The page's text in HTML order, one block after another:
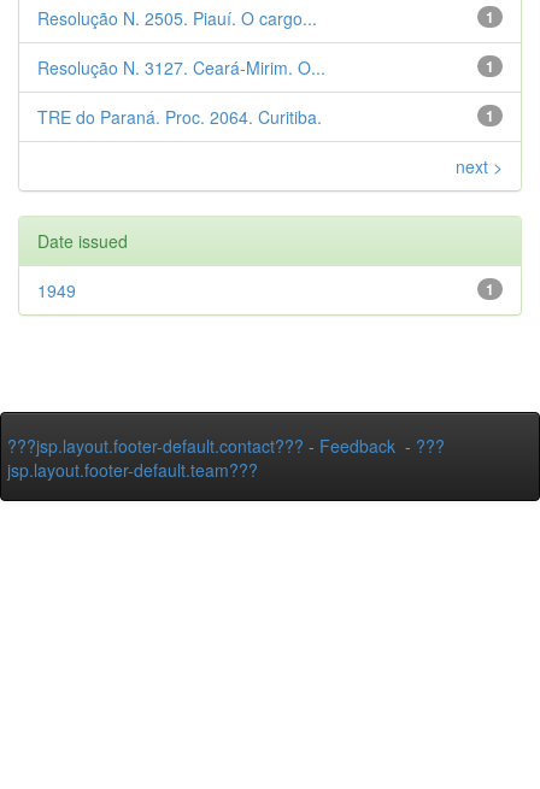
1
Resolução N. 2505. Piauí. O cargo...
1
Resolução N. 3127. Ceará-Mirim. O...
1
TRE do Paraná. Proc. 2064. Curitiba.
next >
Date issued
1
1949
???jsp.layout.footer-default.contact??? - Feedback - ???
jsp.layout.footer-default.team???